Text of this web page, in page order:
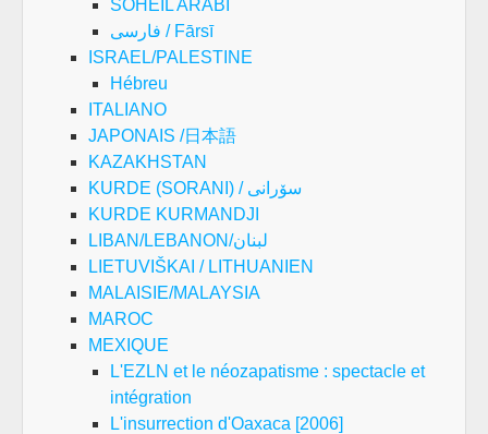
SOHEIL ARABI
فارسی / Fārsī
ISRAEL/PALESTINE
Hébreu
ITALIANO
JAPONAIS /日本語
KAZAKHSTAN
KURDE (SORANI) / سۆرانی
KURDE KURMANDJI
LIBAN/LEBANON/لبنان
LIETUVIŠKAI / LITHUANIEN
MALAISIE/MALAYSIA
MAROC
MEXIQUE
L'EZLN et le néozapatisme : spectacle et
intégration
L'insurrection d'Oaxaca [2006]